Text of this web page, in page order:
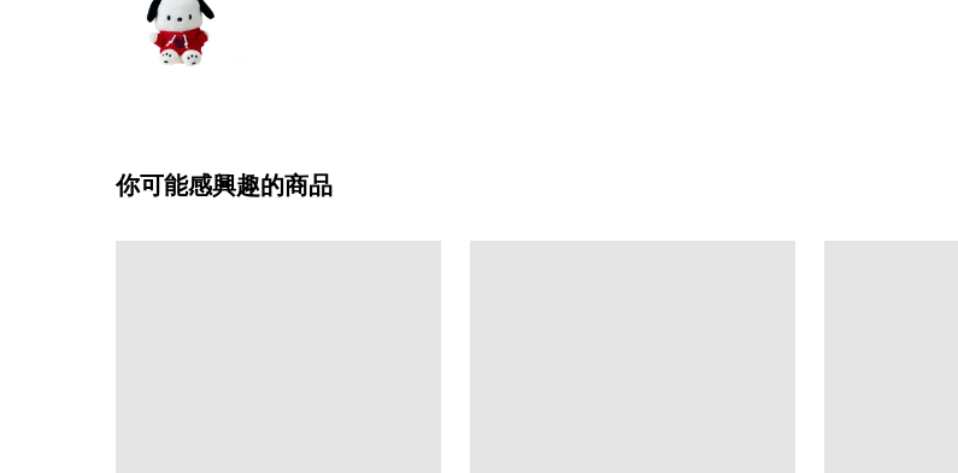
你可能感興趣的商品